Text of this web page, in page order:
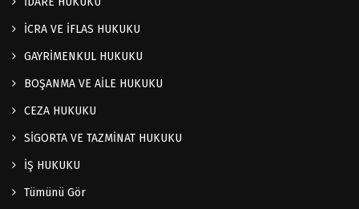
İCRA VE İFLAS HUKUKU
GAYRİMENKUL HUKUKU
BOŞANMA VE AİLE HUKUKU
CEZA HUKUKU
SİGORTA VE TAZMİNAT HUKUKU
İŞ HUKUKU
Tümünü Gör